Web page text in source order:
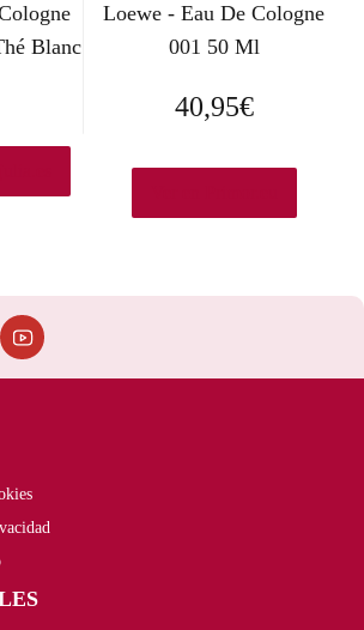
Blanc
Loewe - Eau De Cologne
001 50 Ml
40,95€